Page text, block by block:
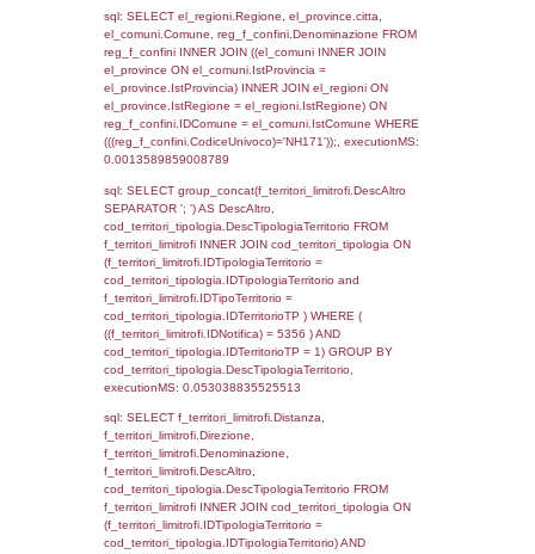
el_regioni_1 ON
el_regioni_1.IstRegione where
executionMS: 0.00059700012207031
sql: SELECT a2p.Cognome, a2p.Nome
a2_ruolipersonale a2rp INNER JOIN
(((a2p.IDNotifica)=5356) AND
executionMS: 0.0028719902038574
sql: SELECT a2p.Cognome, a2p.Nome
a2_ruolipersonale a2rp INNER JOIN
a2rp.IDPersonale = a2p.IDPersonale
(((a2p.IDNotifica)=5356) AND
executionMS: 0.0023691654205322
sql: SELECT Cognome, Nome FROM
reg_a2_ruolipersonale INNER JOIN
reg_a2_ruolipersonale.IDPersonale =
reg_a2_personale.IDPersonale WHERE